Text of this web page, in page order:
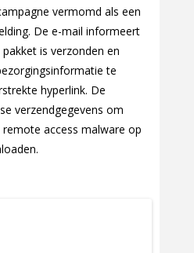
vermomd als een
De e-mail informeert
is verzonden en
te
hyperlink. De
verzendgegevens om
access malware op